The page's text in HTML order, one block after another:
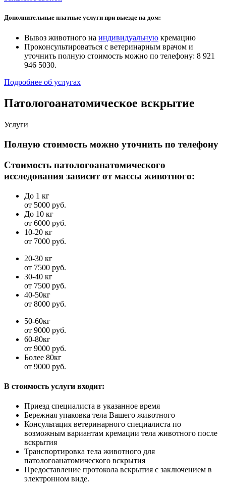
Дополнительные платные услуги при выезде на дом:
Вывоз животного на индивидуальную кремацию
Проконсультироваться с ветеринарным врачом и
уточнить полную стоимость можно по телефону: 8 921
946 5030.
Подробнее об услугах
Патологоанатомическое вскрытие
Услуги
Полную стоимость можно уточнить по телефону
Стоимость патологоанатомического
исследования зависит от массы животного:
До 1 кг
от 5000 руб.
До 10 кг
от 6000 руб.
10-20 кг
от 7000 руб.
20-30 кг
от 7500 руб.
30-40 кг
от 7500 руб.
40-50кг
от 8000 руб.
50-60кг
от 9000 руб.
60-80кг
от 9000 руб.
Более 80кг
от 9000 руб.
В стоимость услуги входит:
Приезд специалиста в указанное время
Бережная упаковка тела Вашего животного
Консультация ветеринарного специалиста по
возможным вариантам кремации тела животного после
вскрытия
Транспортировка тела животного для
патологоанатомического вскрытия
Предоставление протокола вскрытия с заключением в
электронном виде.